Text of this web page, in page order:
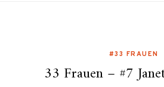
#33 FRAUEN
33 Frauen – #7